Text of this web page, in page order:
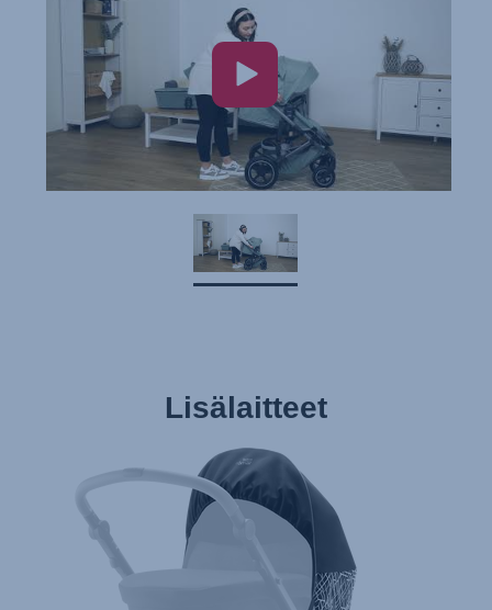
Instrukcja użytkownika (Język polski)
Návod na použitie (Slovenský jazyk)
Инструкция за ползване (Български език)
Upute za uporabu (Hrvatski jezik)
Pokyny k použití (Čeština)
Brugerinstruktioner (Dansk)
Gebruiksinstructies (Nederlands)
Használati útmutató (Magyar nyelv)
Naudojimo instrukcija (Lietuvių kalba)
Monteringsanvisning (Norsk)
Instrucţiuni de utilizare (Limba română)
Uputstvo za korišcenje (Srpski)
Lisälaitteet